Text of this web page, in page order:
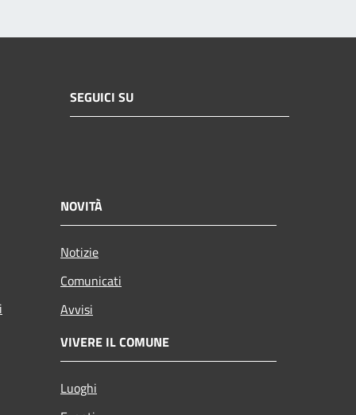
SEGUICI SU
NOVITÀ
Notizie
Comunicati
Avvisi
VIVERE IL COMUNE
Luoghi